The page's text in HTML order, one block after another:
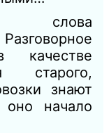
слова
качестве
старого,
знают
начало